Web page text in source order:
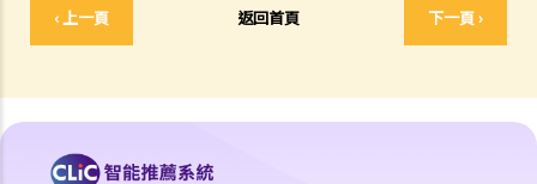
‹ 上一頁 返回首頁 下一頁 ›
大大影響我的生意。我可以做甚麼去阻止他？
2. 當法庭評估誹謗的賠償金額時，雙方的行為和意圖是否重要考慮因
抗辯理由